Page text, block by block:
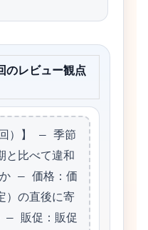
のレビュー観点
回）】 – 季節
と比べて違和
か – 価格：価
）の直後に寄
– 販促：販促